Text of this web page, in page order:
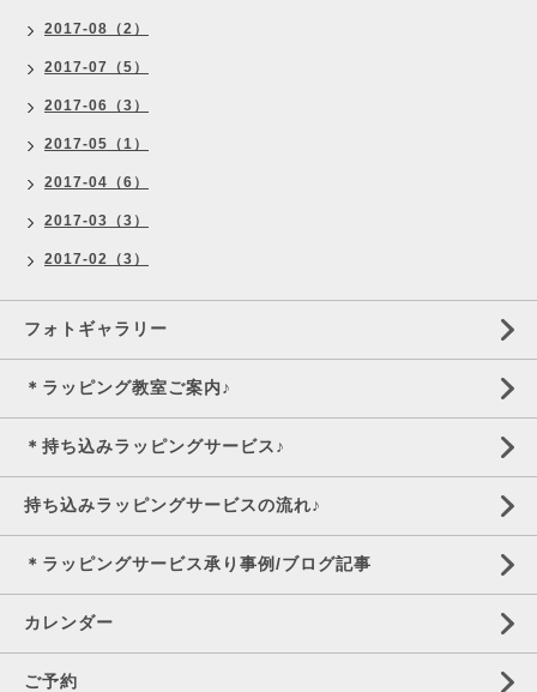
2017-08（2）
2017-07（5）
2017-06（3）
2017-05（1）
2017-04（6）
2017-03（3）
2017-02（3）
フォトギャラリー
＊ラッピング教室ご案内♪
＊持ち込みラッピングサービス♪
持ち込みラッピングサービスの流れ♪
＊ラッピングサービス承り事例/ブログ記事
カレンダー
ご予約